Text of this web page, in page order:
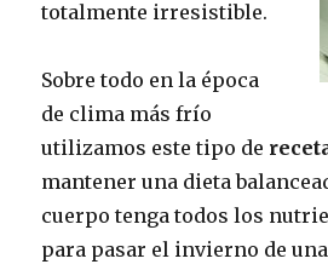
totalmente irresistible.
Sobre todo en la época
de clima más frío
utilizamos este tipo de
mantener una dieta
cuerpo tenga todos los
para pasar el invierno de